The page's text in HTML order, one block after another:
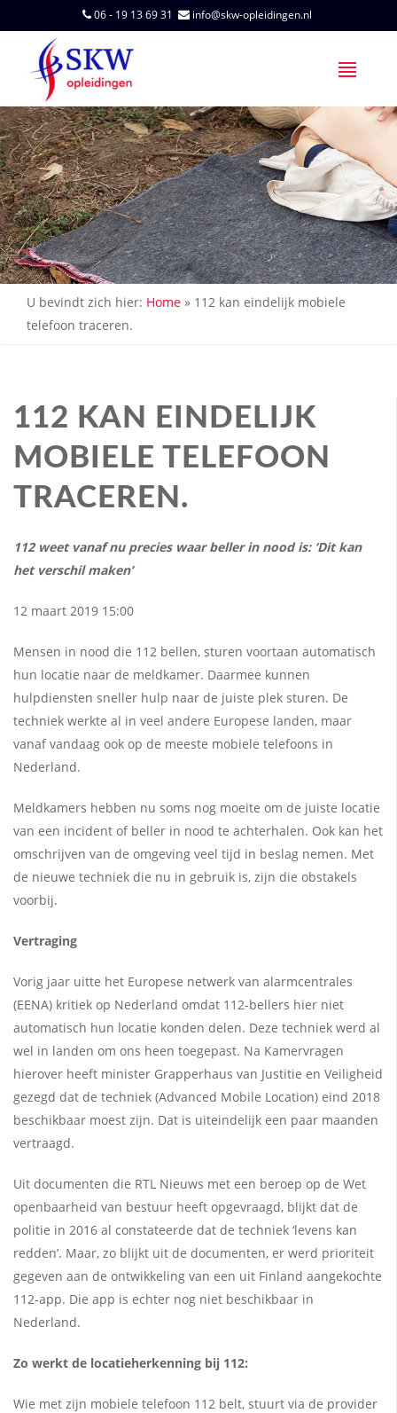
06 - 19 13 69 31 info@skw-opleidingen.nl
U bevindt zich hier: Home » 112 kan eindelijk mobiele
telefoon traceren.
112 KAN EINDELIJK
MOBIELE TELEFOON
TRACEREN.
112 weet vanaf nu precies waar beller in nood is: ‘Dit kan
het verschil maken’
12 maart 2019 15:00
Mensen in nood die 112 bellen, sturen voortaan automatisch
hun locatie naar de meldkamer. Daarmee kunnen
hulpdiensten sneller hulp naar de juiste plek sturen. De
techniek werkte al in veel andere Europese landen, maar
vanaf vandaag ook op de meeste mobiele telefoons in
Nederland.
Meldkamers hebben nu soms nog moeite om de juiste locatie
van een incident of beller in nood te achterhalen. Ook kan het
omschrijven van de omgeving veel tijd in beslag nemen. Met
de nieuwe techniek die nu in gebruik is, zijn die obstakels
voorbij.
Vertraging
Vorig jaar uitte het Europese netwerk van alarmcentrales
(EENA) kritiek op Nederland omdat 112-bellers hier niet
automatisch hun locatie konden delen. Deze techniek werd al
wel in landen om ons heen toegepast. Na Kamervragen
hierover heeft minister Grapperhaus van Justitie en Veiligheid
gezegd dat de techniek (Advanced Mobile Location) eind 2018
beschikbaar moest zijn. Dat is uiteindelijk een paar maanden
vertraagd.
Uit documenten die RTL Nieuws met een beroep op de Wet
openbaarheid van bestuur heeft opgevraagd, blijkt dat de
politie in 2016 al constateerde dat de techniek ‘levens kan
redden’. Maar, zo blijkt uit de documenten, er werd prioriteit
gegeven aan de ontwikkeling van een uit Finland aangekochte
112-app. Die app is echter nog niet beschikbaar in
Nederland.
Zo werkt de locatieherkenning bij 112:
Wie met zijn mobiele telefoon 112 belt, stuurt via de provider